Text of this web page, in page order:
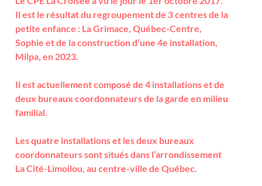
Il est le résultat du regroupement de 3 centres de la
petite enfance : La Grimace, Québec-Centre,
Sophie et de la construction d’une 4e installation,
Milpa, en 2023.
Il est actuellement composé de 4 installations et de
deux bureaux coordonnateurs de la garde en milieu
familial.
Les quatre installations et les deux bureaux
coordonnateurs sont situés dans l’arrondissement
La Cité-Limoilou, au centre-ville de Québec.